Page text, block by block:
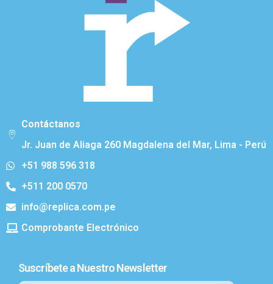
Contáctanos
Jr. Juan de Aliaga 260 Magdalena del Mar, Lima - Perú
+51 988 596 318
+511 200 0570
info@replica.com.pe
Comprobante Electrónico
Suscríbete a Nuestro Newsletter